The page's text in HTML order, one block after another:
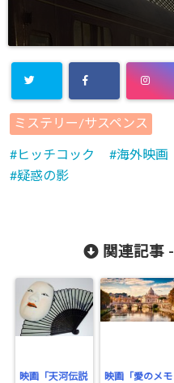
Undefined
array key
flower.com/
public_html
ミステリー/サスペンス
ヒッチコック 海外映画
疑惑の影
関連記事 -
映画「天河伝説
映画「愛のメモ